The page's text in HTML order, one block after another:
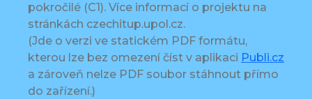
pokročilé (C1). Více informací o projektu na
stránkách czechitup.upol.cz.
(Jde o verzi ve statickém PDF formátu,
kterou lze bez omezení číst v aplikaci Publi.cz
a zároveň nelze PDF soubor stáhnout přímo
do zařízení.)